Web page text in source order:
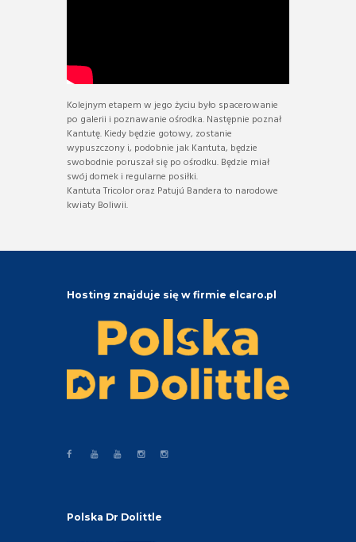
Kolejnym etapem w jego życiu było spacerowanie
po galerii i poznawanie ośrodka. Następnie poznał
Kantutę. Kiedy będzie gotowy, zostanie
wypuszczony i, podobnie jak Kantuta, będzie
swobodnie poruszał się po ośrodku. Będzie miał
swój domek i regularne posiłki.
Kantuta Tricolor oraz Patujú Bandera to narodowe
kwiaty Boliwii.
Hosting znajduje się w firmie elcaro.pl
Polska Dr Dolittle